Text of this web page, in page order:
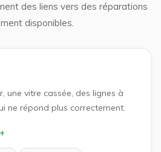
des liens vers des réparations
disponibles.
une vitre cassée, des lignes à
ne répond plus correctement.